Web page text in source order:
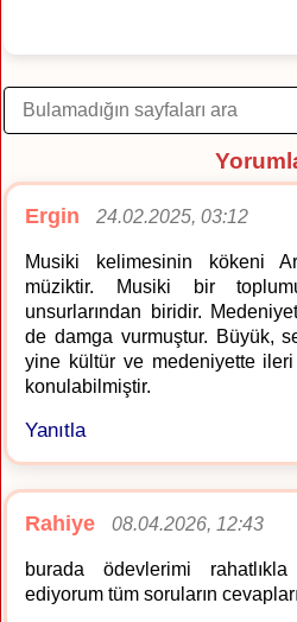
Ergin 24.02.2025, 03:12
Musiki kelimesinin kökeni
müziktir. Musiki bir
unsurlarından biridir.
de damga vurmuştur. Büyük,
yine kültür ve medeniyette
konulabilmiştir.
Yanıtla
Rahiye 08.04.2026, 12:43
burada ödevlerimi
ediyorum tüm soruların